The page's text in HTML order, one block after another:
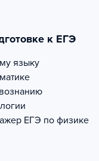
к ЕГЭ
языку
ЕГЭ по физике